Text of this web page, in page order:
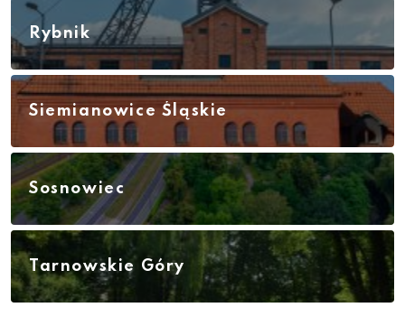
Rybnik
Siemianowice Śląskie
Sosnowiec
Tarnowskie Góry